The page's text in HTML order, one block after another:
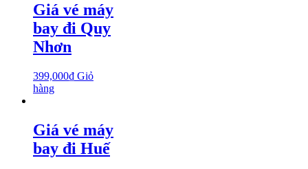
Giá vé máy
bay đi Quy
Nhơn
399,000₫ Giỏ
hàng
Giá vé máy
bay đi Huế